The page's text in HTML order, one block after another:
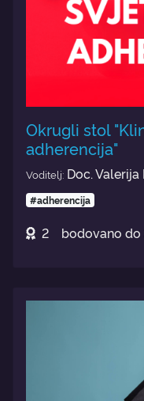
Okrugli stol
adherencija"
Voditelj: Doc.
#adherencija
2 bodovano do